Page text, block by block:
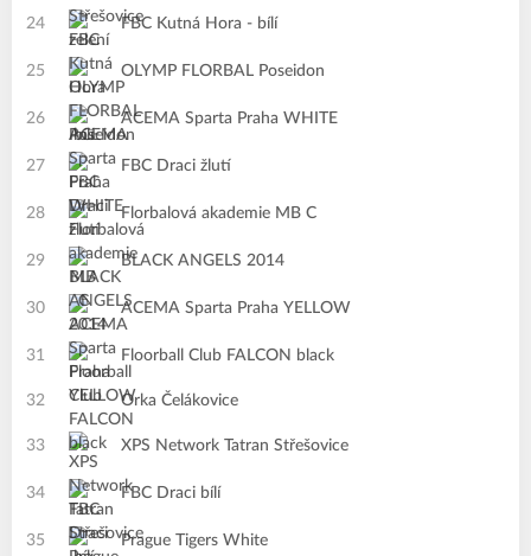
24 FBC Kutná Hora - bílí
25 OLYMP FLORBAL Poseidon
26 ACEMA Sparta Praha WHITE
27 FBC Draci žlutí
28 Florbalová akademie MB C
29 BLACK ANGELS 2014
30 ACEMA Sparta Praha YELLOW
31 Floorball Club FALCON black
32 Orka Čelákovice
33 XPS Network Tatran Střešovice
34 FBC Draci bílí
35 Prague Tigers White